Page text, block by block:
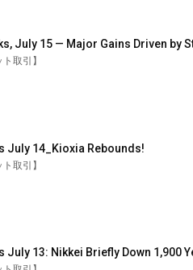
July 15 — Major Gains Driven by
取引】
July 14_Kioxia Rebounds!
取引】
July 13: Nikkei Briefly Down 1,900